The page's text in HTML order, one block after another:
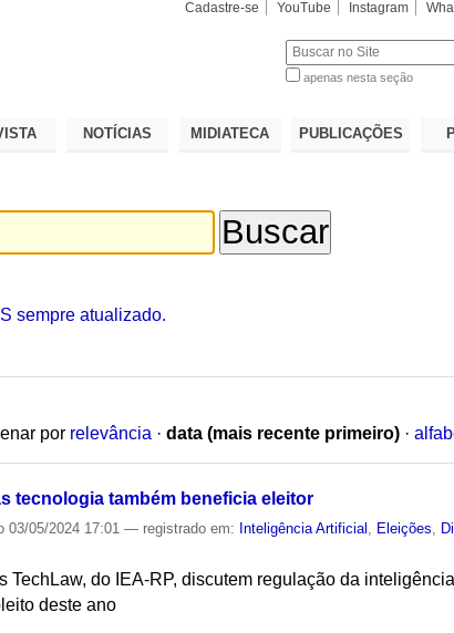
Cadastre-se YouTube Instagram
apenas nesta seção
NOTÍCIAS MIDIATECA PUBLICAÇÕES
sempre atualizado.
por relevância · data (mais recente primeiro) ·
tecnologia também beneficia eleitor
03/05/2024 17:01— registrado em: Inteligência Artificial Eleições
do IEA-RP, discutem regulação da
deste ano